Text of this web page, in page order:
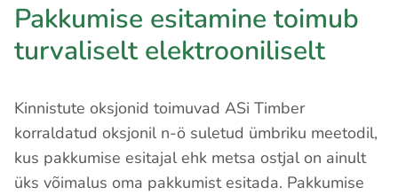
Pakkumise esitamine toimub
turvaliselt elektrooniliselt
Kinnistute oksjonid toimuvad ASi Timber
korraldatud oksjonil n-ö suletud ümbriku meetodil,
kus pakkumise esitajal ehk metsa ostjal on ainult
üks võimalus oma pakkumist esitada. Pakkumise